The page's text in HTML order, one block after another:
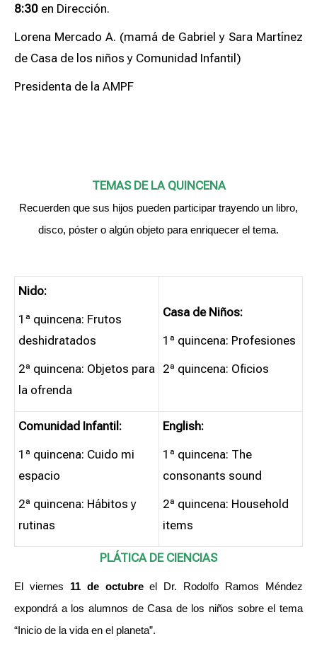
8:30 en Dirección.
Lorena Mercado A. (mamá de Gabriel y Sara Martínez
de Casa de los niños y Comunidad Infantil)
Presidenta de la AMPF
TEMAS DE LA QUINCENA
Recuerden que sus hijos pueden participar trayendo un libro,
disco, póster o algún objeto para enriquecer el tema.
Nido:
1ª quincena: Frutos
deshidratados
2ª quincena: Objetos para
la ofrenda
Casa de Niños:
1ª quincena: Profesiones
2ª quincena: Oficios
Comunidad Infantil:
1ª quincena: Cuido mi
espacio
2ª quincena: Hábitos y
rutinas
English:
1ª quincena: The
consonants sound
2ª quincena: Household
items
PLÁTICA DE CIENCIAS
El viernes 11 de octubreel Dr. Rodolfo Ramos Méndez
expondrá a los alumnos de Casa de los niños sobre el tema
“Inicio de la vida en el planeta”.